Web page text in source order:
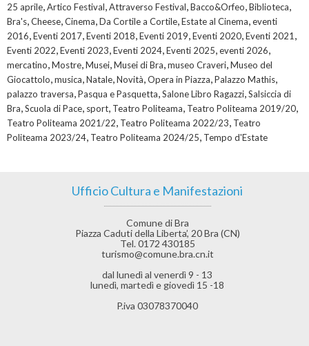
25 aprile Artico Festival Attraverso Festival Bacco&Orfeo Biblioteca
Bra's Cheese Cinema Da Cortile a Cortile Estate al Cinema eventi
2016 Eventi 2017 Eventi 2018 Eventi 2019 Eventi 2020 Eventi 2021
Eventi 2022 Eventi 2023 Eventi 2024 Eventi 2025 eventi 2026
mercatino Mostre Musei Musei di Bra museo Craveri Museo del
Giocattolo musica Natale Novità Opera in Piazza Palazzo Mathis
palazzo traversa Pasqua e Pasquetta Salone Libro Ragazzi Salsiccia di
Bra Scuola di Pace sport Teatro Politeama Teatro Politeama 2019/20
Teatro Politeama 2021/22 Teatro Politeama 2022/23 Teatro
Politeama 2023/24 Teatro Politeama 2024/25 Tempo d'Estate
Ufficio Cultura e Manifestazioni
Comune di Bra
Piazza Caduti della Liberta’, 20 Bra (CN)
Tel. 0172 430185
turismo@comune.bra.cn.it
dal lunedì al venerdì 9 - 13
lunedì, martedì e giovedì 15 -18
P.iva 03078370040